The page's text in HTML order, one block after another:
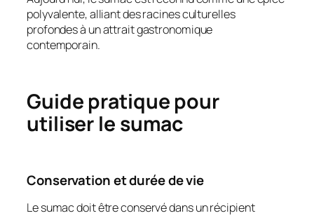
polyvalente, alliant des racines culturelles
profondes à un attrait gastronomique
contemporain.
Guide pratique pour
utiliser le sumac
Conservation et durée de vie
Le sumac doit être conservé dans un récipient